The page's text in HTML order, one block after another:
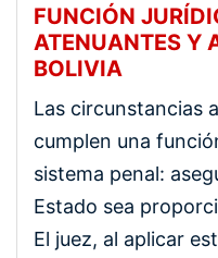
FUNCIÓN
ATENUANTES Y
BOLIVIA
Las circunstancias
cumplen una
sistema penal:
Estado sea
El juez, al aplicar